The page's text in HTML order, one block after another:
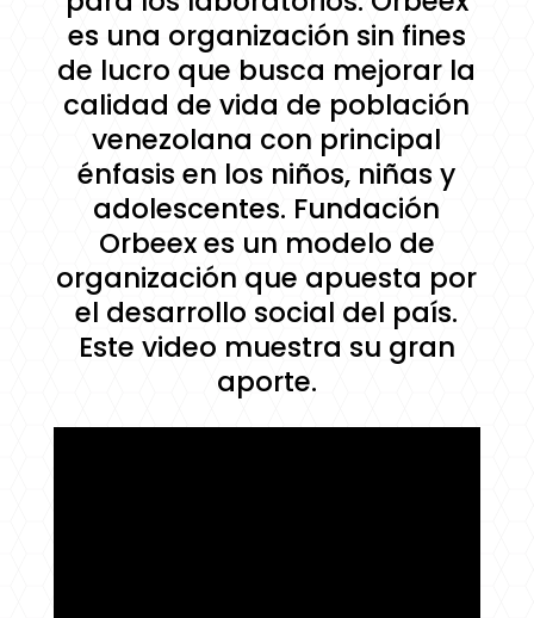
es una organización sin fines
de lucro que busca mejorar la
calidad de vida de población
venezolana con principal
énfasis en los niños, niñas y
adolescentes. Fundación
Orbeex es un modelo de
organización que apuesta por
el desarrollo social del país.
Este video muestra su gran
aporte.